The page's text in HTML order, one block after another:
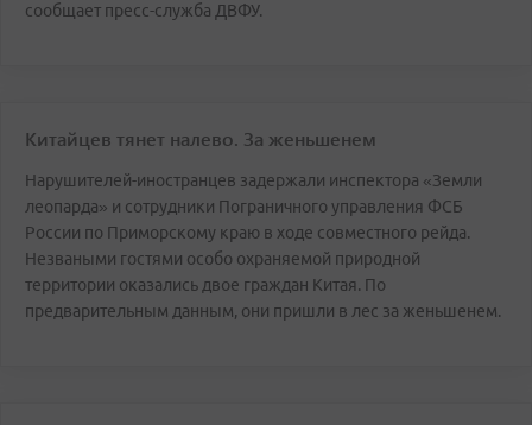
сообщает пресс-служба ДВФУ.
Китайцев тянет налево. За женьшенем
Нарушителей-иностранцев задержали инспектора «Земли
леопарда» и сотрудники Пограничного управления ФСБ
России по Приморскому краю в ходе совместного рейда.
Незваными гостями особо охраняемой природной
территории оказались двое граждан Китая. По
предварительным данным, они пришли в лес за женьшенем.